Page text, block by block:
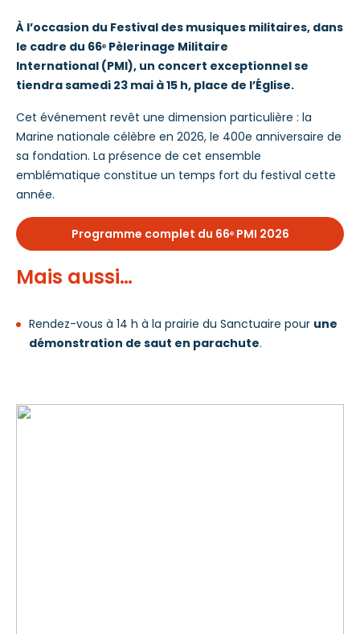
À l’occasion du Festival des musiques militaires, dans
le cadre du 66ᵉ Pèlerinage Militaire
International (PMI), un concert exceptionnel se
tiendra samedi 23 mai à 15 h, place de l’Église.
Cet événement revêt une dimension particulière : la
Marine nationale célèbre en 2026, le 400e anniversaire de
sa fondation. La présence de cet ensemble
emblématique constitue un temps fort du festival cette
année.
Programme complet du 66ᵉ PMI 2026
Mais aussi…
Rendez-vous à 14 h à la prairie du Sanctuaire pour une
démonstration de saut en parachute.